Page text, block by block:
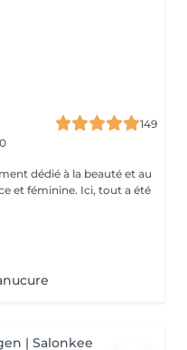
149
dédié à la beauté et au
et féminine. Ici, tout a été